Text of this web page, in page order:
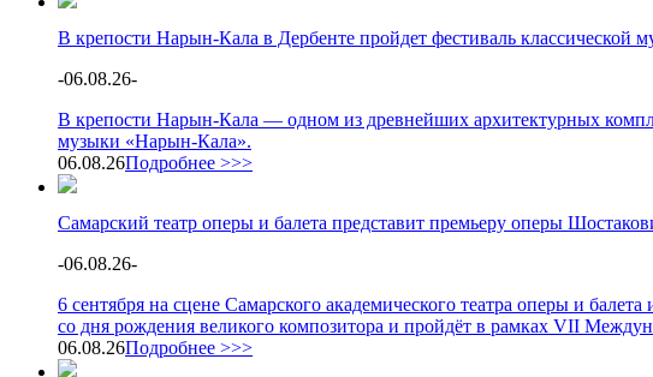
В крепости Нарын-Кала в Дербенте пройдет фестиваль классической
-06.08.26-
В крепости Нарын-Кала — одном из древнейших архитектурных
музыки «Нарын-Кала».
06.08.26Подробнее >>>
Самарский театр оперы и балета представит премьеру оперы
-06.08.26-
6 сентября на сцене Самарского академического театра оперы и
со дня рождения великого композитора и пройдёт в рамках VII
06.08.26Подробнее >>>